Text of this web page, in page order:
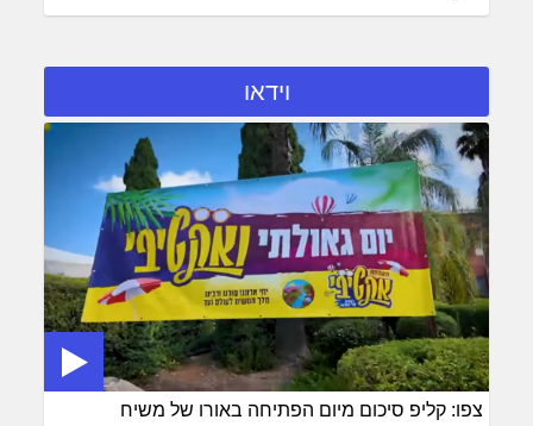
וידאו
צפו: קליפ סיכום מיום הפתיחה באורו של משיח